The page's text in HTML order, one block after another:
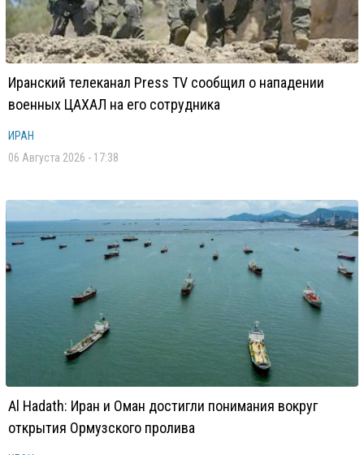
Иранский телеканал Press TV сообщил о нападении
военных ЦАХАЛ на его сотрудника
ИРАН
06 Августа 2026 - 17:38
Al Hadath: Иран и Оман достигли понимания вокруг
открытия Ормузского пролива